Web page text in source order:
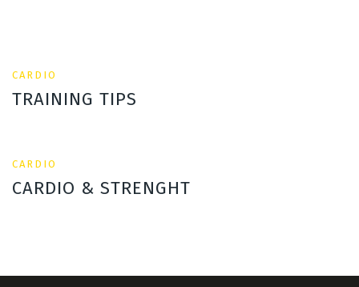
CARDIO
TRAINING TIPS
CARDIO
CARDIO & STRENGHT